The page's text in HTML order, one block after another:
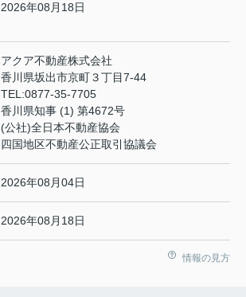
2026年08月18日
アクア不動産株式会社
香川県坂出市京町３丁目7-44
TEL:0877-35-7705
香川県知事 (1) 第4672号
(公社)全日本不動産協会
四国地区不動産公正取引協議会
2026年08月04日
2026年08月18日
情報の見方